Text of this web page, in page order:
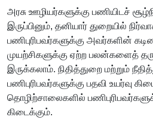
அரசு ஊழியர்களுக்கு பணியிடச்
இருப்பினும், தனியார் துறையில்
பணிபுரிபவர்களுக்கு அவர்களின்
முயற்சிகளுக்கு ஏற்ற பலன்களைத்
இருக்கலாம். நிதித்துறை மற்றும்
பணிபுரிபவர்களுக்கு பதவி உயர்வு
தொழிற்சாலைகளில்
கிடைக்கும்.